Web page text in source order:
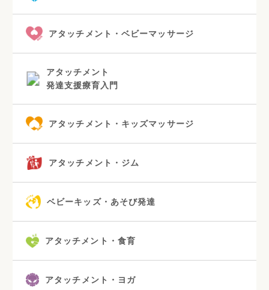
アタッチメント・ベビーマッサージ
アタッチメント
発達支援療育入門
アタッチメント・キッズマッサージ
アタッチメント・ジム
ベビーキッズ・あそび発達
アタッチメント・食育
アタッチメント・ヨガ